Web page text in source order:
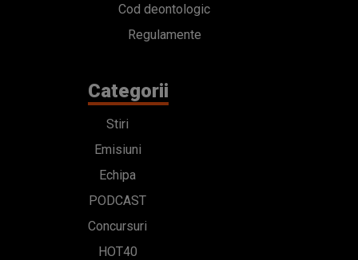
Cod deontologic
Regulamente
Categorii
Stiri
Emisiuni
Echipa
PODCAST
Concursuri
HOT40